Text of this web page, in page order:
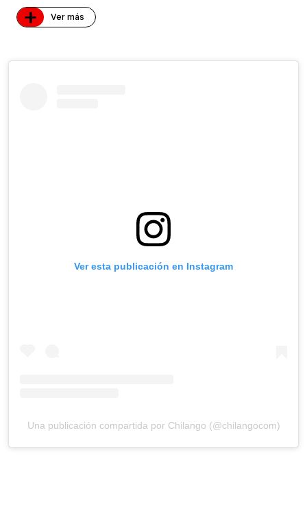
+ Ver más
Ver esta publicación en Instagram
Una publicación compartida por Chilango (@chilangocom)